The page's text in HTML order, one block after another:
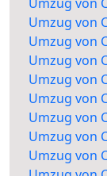
Umzug von
Umzug von
Umzug von
Umzug von
Umzug von
Umzug von
Umzug von
Umzug von